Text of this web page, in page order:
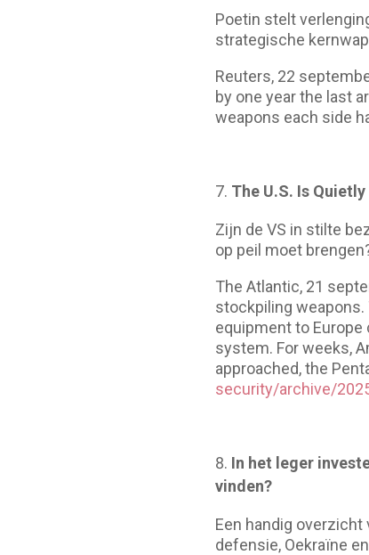
Poetin stelt
strategische
Reuters, 22
by one year the last
weapons each side
The U.S. Is
Zijn de VS in stilte
op peil moet
The Atlantic, 21
stockpiling weapons.
equipment to
system. For weeks,
approached, the
security/archive/
In het leger
vinden?
Een handig overzicht
defensie, Oekraïne